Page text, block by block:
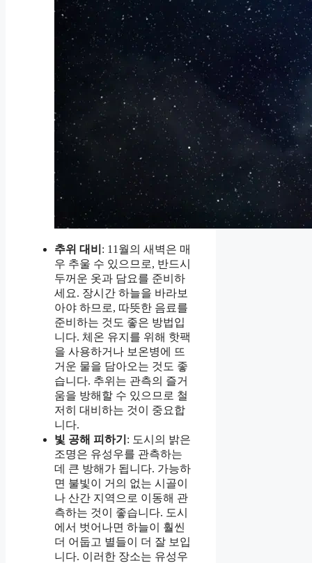
추위 대비 : 11월의 새벽은 매
우 추울 수 있으므로, 반드시
두꺼운 옷과 담요를 준비하
세요. 장시간 하늘을 바라보
아야 하므로, 따뜻한 음료를
준비하는 것도 좋은 방법입
니다. 체온 유지를 위해 핫팩
을 사용하거나 보온병에 뜨
거운 물을 담아오는 것도 좋
습니다. 추위는 관측의 즐거
움을 방해할 수 있으므로 철
저히 대비하는 것이 중요합
니다.
빛 공해 피하기 : 도시의 밝은
조명은 유성우를 관측하는
데 큰 방해가 됩니다. 가능하
면 불빛이 거의 없는 시골이
나 산간 지역으로 이동해 관
측하는 것이 좋습니다. 도시
에서 벗어나면 하늘이 훨씬
더 어둡고 별들이 더 잘 보입
니다. 이러한 장소는 유성우